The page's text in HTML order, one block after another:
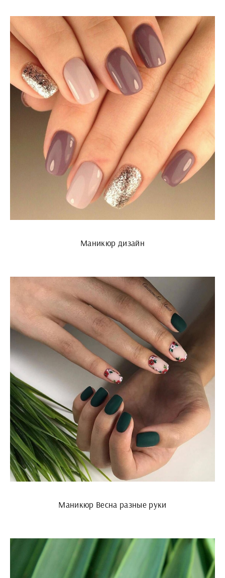
Маникюр дизайн
Маникюр Весна разные руки